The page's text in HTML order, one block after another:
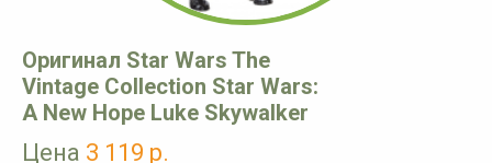
Оригинал Star Wars The
Vintage Collection Star Wars:
A New Hope Luke Skywalker
Цена 3 119 р.